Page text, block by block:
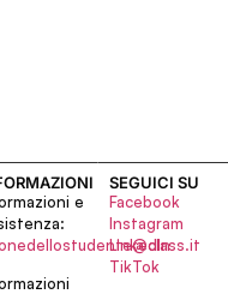
e
SEGUICI SU
Facebook
Instagram
LinkedIn
TikTok